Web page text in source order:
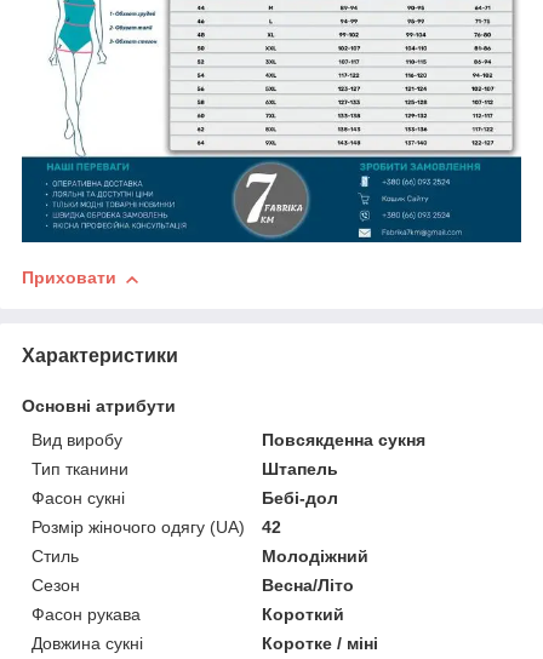
Приховати
Характеристики
Основні атрибути
Вид виробу
Повсякденна сукня
Тип тканини
Штапель
Фасон сукні
Бебі-дол
Розмір жіночого одягу (UA)
42
Стиль
Молодіжний
Сезон
Весна/Літо
Фасон рукава
Короткий
Довжина сукні
Коротке / міні